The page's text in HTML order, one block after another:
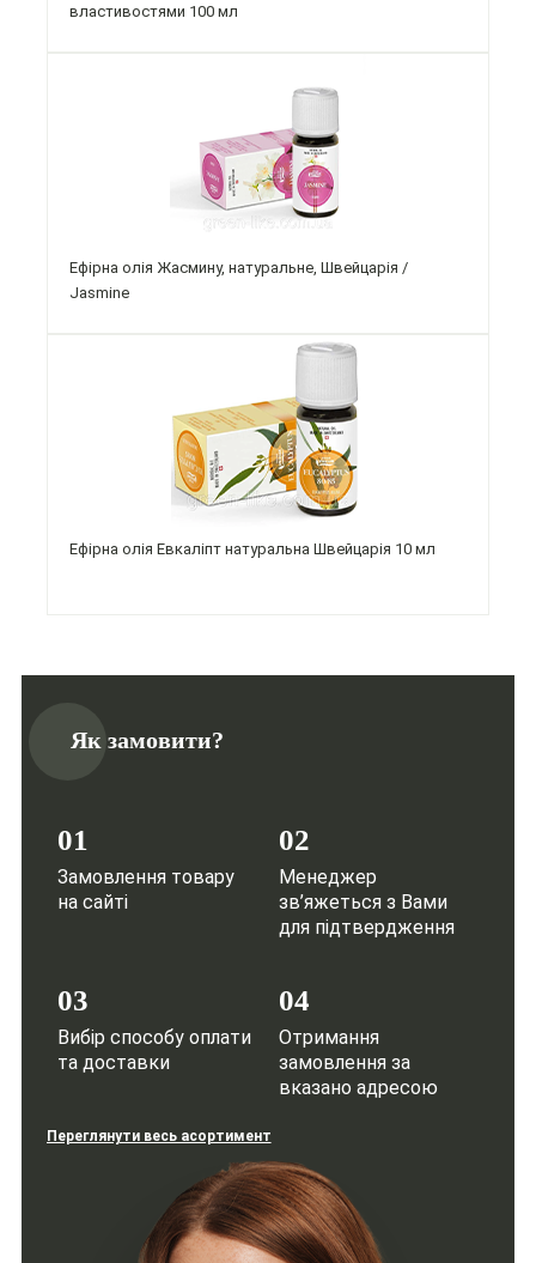
властивостями 100 мл
Ефірна олія Жасмину, натуральне, Швейцарія /
Jasmine
Ефірна олія Евкаліпт натуральна Швейцарія 10 мл
Як замовити?
01
Замовлення товару
на сайті
02
Менеджер
зв’яжеться з Вами
для підтвердження
03
Вибір способу оплати
та доставки
04
Отримання
замовлення за
вказано адресою
Переглянути весь асортимент